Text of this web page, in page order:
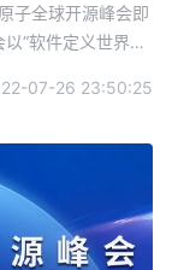
子全球开源峰会即
“软件定义世界，
业用户、顶尖开源
07-26 23:50:25